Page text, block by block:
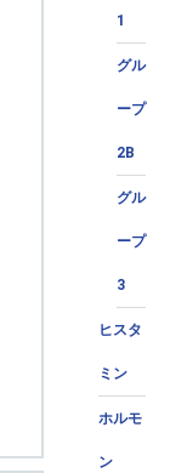
1
グル
ープ
2B
グル
ープ
3
ヒスタ
ミン
ホルモ
ン